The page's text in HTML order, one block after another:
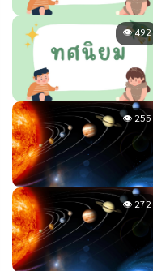
👁 492
👁 255
👁 272